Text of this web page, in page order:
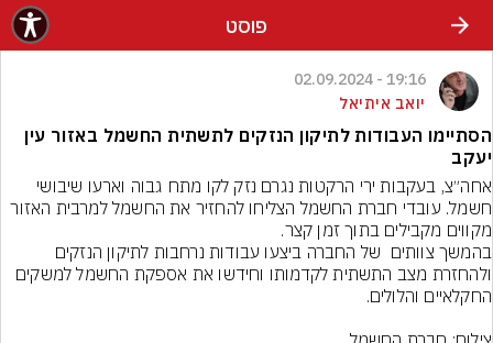
פוסט
19:16 - 02.09.2024
יואב איתיאל
הסתיימו העבודות לתיקון הנזקים לתשתית החשמל באזור עין
יעקב
חשמל. עובדי חברת החשמל הצליחו להחזיר את החשמל למרבית האזור